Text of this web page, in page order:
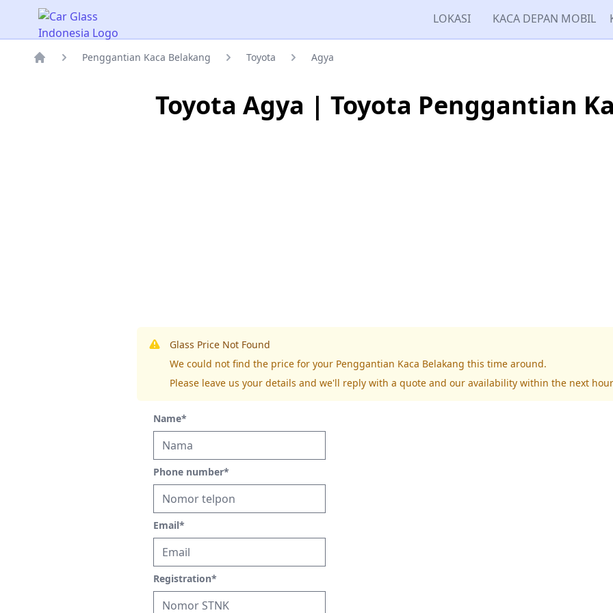
Car Glass Indonesia LOKASI KACA DEPAN MOBIL
Penggantian Kaca Belakang Toyota Agya
Toyota Agya | Toyota Penggantian
Glass Price Not Found
We could not find the price for your Penggantian Kaca Belakang this time around.
Please leave us your details and we'll reply with a quote and our availability within the next
Name*
Phone number*
Email*
Registration*